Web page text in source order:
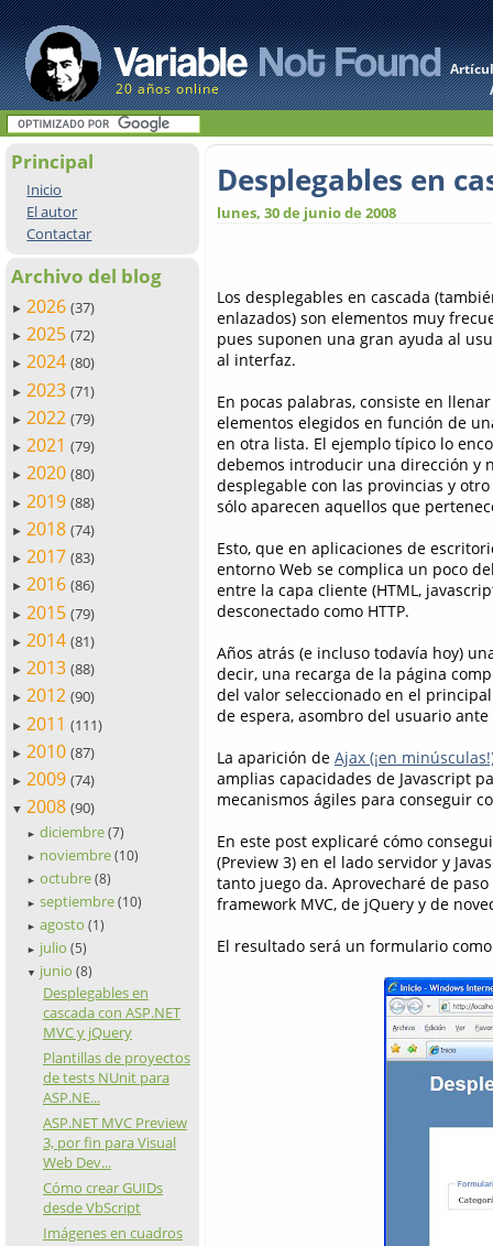
20 años online
Principal
Inicio
El autor
Contactar
Archivo del blog
► 2026 (37)
► 2025 (72)
► 2024 (80)
► 2023 (71)
► 2022 (79)
► 2021 (79)
► 2020 (80)
► 2019 (88)
► 2018 (74)
► 2017 (83)
► 2016 (86)
► 2015 (79)
► 2014 (81)
► 2013 (88)
► 2012 (90)
► 2011 (111)
► 2010 (87)
► 2009 (74)
▼ 2008 (90)
► diciembre (7)
► noviembre (10)
► octubre (8)
► septiembre (10)
► agosto (1)
► julio (5)
▼ junio (8)
Desplegables en
cascada con ASP.NET
MVC y jQuery
Plantillas de proyectos
de tests NUnit para
ASP.NE...
ASP.NET MVC Preview
3, por fin para Visual
Web Dev...
Cómo crear GUIDs
desde VbScript
Imágenes en cuadros
Desplegables en
lunes, 30 de junio de 2008
Los desplegables en cascada
enlazados) son elementos muy
pues suponen una gran ayuda al
al interfaz.
En pocas palabras, consiste en
elementos elegidos en función de
en otra lista. El ejemplo típico lo
debemos introducir una dirección y
desplegable con las provincias y
sólo aparecen aquellos que
Esto, que en aplicaciones de
entorno Web se complica un poco
entre la capa cliente (HTML,
desconectado como HTTP.
Años atrás (e incluso todavía hoy)
decir, una recarga de la página
del valor seleccionado en el
de espera, asombro del usuario
La aparición de Ajax (¡en
amplias capacidades de Javascript
mecanismos ágiles para conseguir
En este post explicaré cómo
(Preview 3) en el lado servidor y
tanto juego da. Aprovecharé de
framework MVC, de jQuery y de
El resultado será un formulario